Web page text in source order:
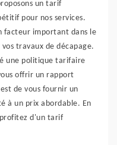
un tarif
pour nos services.
facteur important dans le
travaux de décapage.
une politique tarifaire
offrir un rapport
de vous fournir un
à un prix abordable. En
profitez d'un tarif